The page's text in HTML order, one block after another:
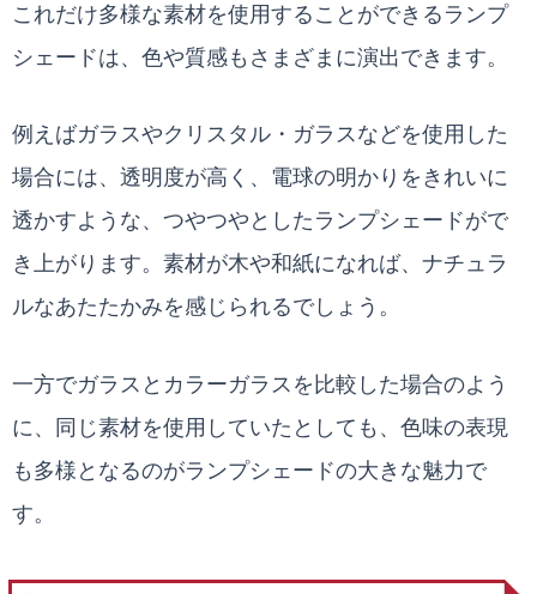
これだけ多様な素材を使用することができるランプ
シェードは、色や質感もさまざまに演出できます。
例えばガラスやクリスタル・ガラスなどを使用した
場合には、透明度が高く、電球の明かりをきれいに
透かすような、つやつやとしたランプシェードがで
き上がります。素材が木や和紙になれば、ナチュラ
ルなあたたかみを感じられるでしょう。
一方でガラスとカラーガラスを比較した場合のよう
に、同じ素材を使用していたとしても、色味の表現
も多様となるのがランプシェードの大きな魅力で
す。